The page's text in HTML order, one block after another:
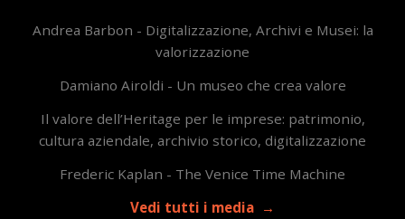
Andrea Barbon - Digitalizzazione, Archivi e Musei: la
valorizzazione
Damiano Airoldi - Un museo che crea valore
Il valore dell’Heritage per le imprese: patrimonio,
cultura aziendale, archivio storico, digitalizzazione
Frederic Kaplan - The Venice Time Machine
Vedi tutti i media